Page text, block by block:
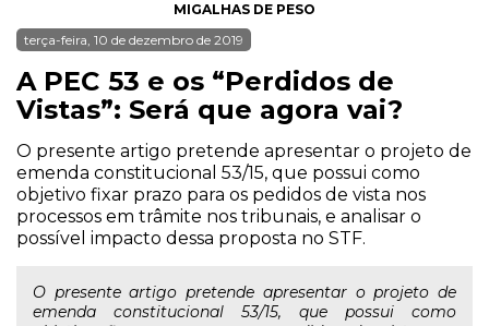
MIGALHAS DE PESO
terça-feira, 10 de dezembro de 2019
A PEC 53 e os “Perdidos de
Vistas”: Será que agora vai?
O presente artigo pretende apresentar o projeto de
emenda constitucional 53/15, que possui como
objetivo fixar prazo para os pedidos de vista nos
processos em trâmite nos tribunais, e analisar o
possível impacto dessa proposta no STF.
O presente artigo pretende apresentar o projeto de
emenda constitucional 53/15, que possui como